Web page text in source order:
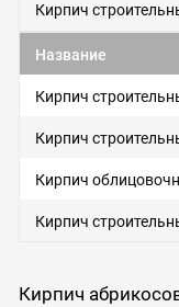
Название
Кирпич